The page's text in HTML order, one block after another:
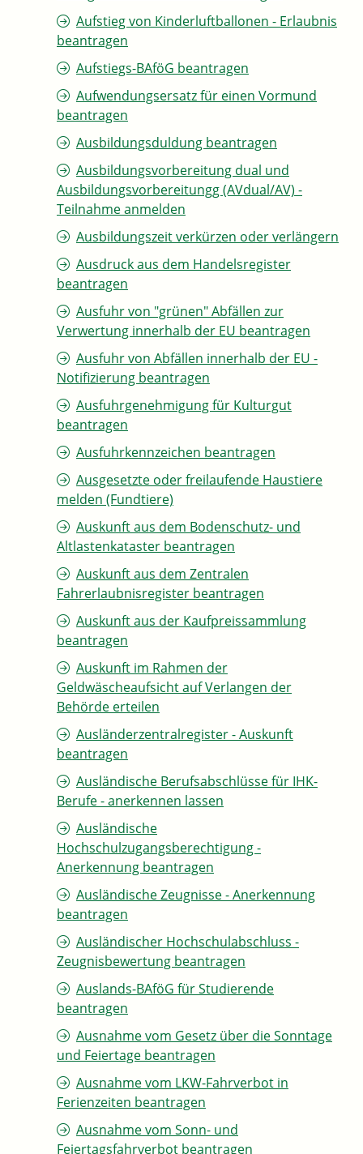
Aufstieg von Kinderluftballonen - Erlaubnis
beantragen
Aufstiegs-BAföG beantragen
Aufwendungsersatz für einen Vormund
beantragen
Ausbildungsduldung beantragen
Ausbildungsvorbereitung dual und
Ausbildungsvorbereitungg (AVdual/AV) -
Teilnahme anmelden
Ausbildungszeit verkürzen oder verlängern
Ausdruck aus dem Handelsregister
beantragen
Ausfuhr von "grünen" Abfällen zur
Verwertung innerhalb der EU beantragen
Ausfuhr von Abfällen innerhalb der EU -
Notifizierung beantragen
Ausfuhrgenehmigung für Kulturgut
beantragen
Ausfuhrkennzeichen beantragen
Ausgesetzte oder freilaufende Haustiere
melden (Fundtiere)
Auskunft aus dem Bodenschutz- und
Altlastenkataster beantragen
Auskunft aus dem Zentralen
Fahrerlaubnisregister beantragen
Auskunft aus der Kaufpreissammlung
beantragen
Auskunft im Rahmen der
Geldwäscheaufsicht auf Verlangen der
Behörde erteilen
Ausländerzentralregister - Auskunft
beantragen
Ausländische Berufsabschlüsse für IHK-
Berufe - anerkennen lassen
Ausländische
Hochschulzugangsberechtigung -
Anerkennung beantragen
Ausländische Zeugnisse - Anerkennung
beantragen
Ausländischer Hochschulabschluss -
Zeugnisbewertung beantragen
Auslands-BAföG für Studierende
beantragen
Ausnahme vom Gesetz über die Sonntage
und Feiertage beantragen
Ausnahme vom LKW-Fahrverbot in
Ferienzeiten beantragen
Ausnahme vom Sonn- und
Feiertagsfahrverbot beantragen